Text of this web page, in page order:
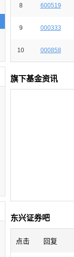
8 600519
9 000333
10 000858
旗下基金资讯
东兴证券吧
点击 回复